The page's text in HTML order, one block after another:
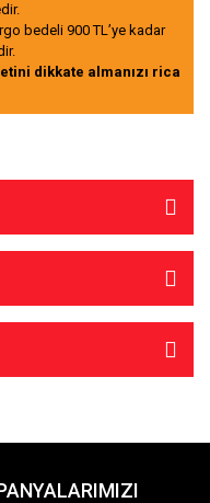
bedeli 900 TL’ye kadar
dikkate almanızı rica